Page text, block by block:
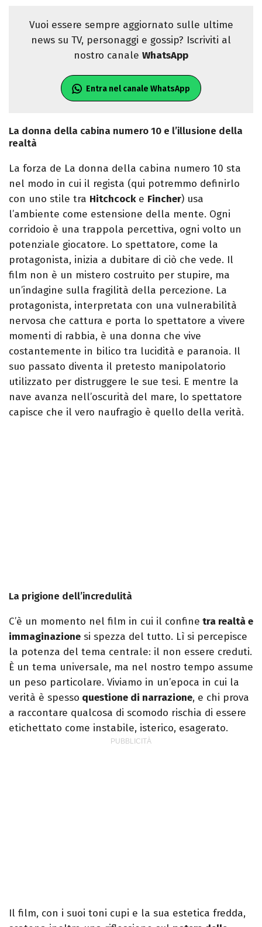
Vuoi essere sempre aggiornato sulle ultime
news su TV, personaggi e gossip? Iscriviti al
nostro canale WhatsApp
Entra nel canale WhatsApp
La donna della cabina numero 10 e l’illusione della
realtà
La forza de La donna della cabina numero 10 sta
nel modo in cui il regista (qui potremmo definirlo
con uno stile tra Hitchcocke Fincher) usa
l’ambiente come estensione della mente. Ogni
corridoio è una trappola percettiva, ogni volto un
potenziale giocatore. Lo spettatore, come la
protagonista, inizia a dubitare di ciò che vede. Il
film non è un mistero costruito per stupire, ma
un’indagine sulla fragilità della percezione. La
protagonista, interpretata con una vulnerabilità
nervosa che cattura e porta lo spettatore a vivere
momenti di rabbia, è una donna che vive
costantemente in bilico tra lucidità e paranoia. Il
suo passato diventa il pretesto manipolatorio
utilizzato per distruggere le sue tesi. E mentre la
nave avanza nell’oscurità del mare, lo spettatore
capisce che il vero naufragio è quello della verità.
La prigione dell’incredulità
C’è un momento nel film in cui il confine tra realtà e
immaginazione si spezza del tutto. Lì si percepisce
la potenza del tema centrale: il non essere creduti.
È un tema universale, ma nel nostro tempo assume
un peso particolare. Viviamo in un’epoca in cui la
verità è spesso questione di narrazione, e chi prova
a raccontare qualcosa di scomodo rischia di essere
etichettato come instabile, isterico, esagerato.
Il film, con i suoi toni cupi e la sua estetica fredda,